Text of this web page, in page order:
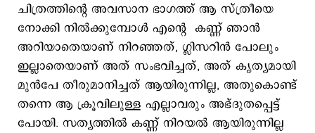
ചിത്രത്തിന്റെ അവസാന ഭാഗത്ത് ആ സ്ത്രീയെ
നോക്കി നിൽക്കുമ്പോൾ എന്റെ കണ്ണ് ഞാൻ
അറിയാതെയാണ് നിറഞ്ഞത്, ഗ്ലിസറിൻ പോലും
ഇല്ലാതെയാണ് അത് സംഭവിച്ചത്, അത് കൃത്യമായി
മുൻപേ തീരുമാനിച്ചത് ആയിരുന്നില്ല, അതുകൊണ്ട്
തന്നെ ആ ക്രൂവിലുള്ള എല്ലാവരും അഭ്ദുതപ്പെട്ട്
പോയി. സത്യത്തിൽ കണ്ണ് നിറയൽ ആയിരുന്നില്ല